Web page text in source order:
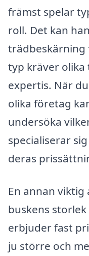
främst spelar
roll. Det kan
trädbeskärning
typ kräver olika
expertis. När
olika företag
undersöka
specialiserar
deras
En annan
buskens
erbjuder fast
ju större och